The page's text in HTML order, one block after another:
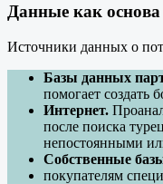
Данные как основа
Источники данных о
Базы данных
помогает создать
Интернет.
после поиска
непостоянными
Собственные
покупателям